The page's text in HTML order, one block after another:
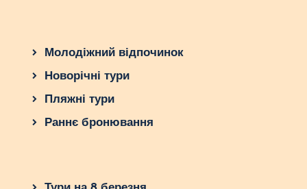
Молодіжний відпочинок
Новорічні тури
Пляжні тури
Раннє бронювання